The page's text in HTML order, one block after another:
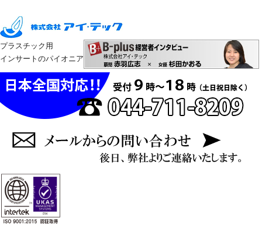
プラスチック用
インサートのパイオニア